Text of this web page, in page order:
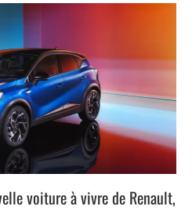
voiture à vivre de Renault,